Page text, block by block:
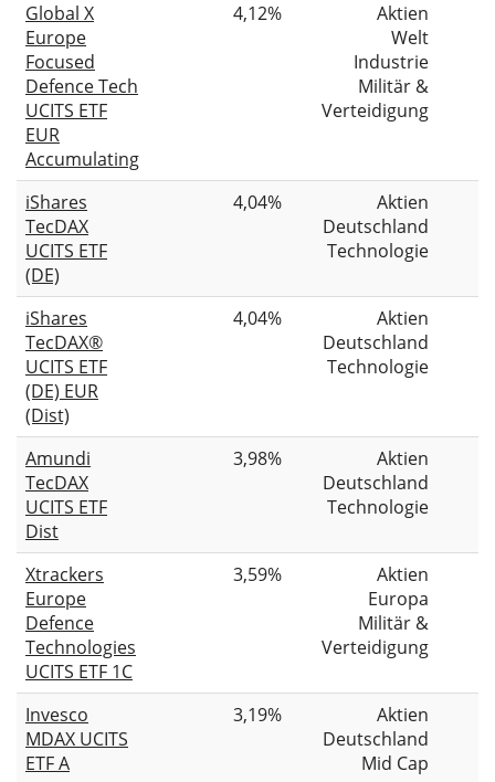
Global X
Europe
Focused
Defence Tech
UCITS ETF
EUR
Accumulating
4,12%
Aktien
Welt
Industrie
Militär &
Verteidigung
iShares
TecDAX
UCITS ETF
(DE)
4,04%
Aktien
Deutschland
Technologie
iShares
TecDAX®
UCITS ETF
(DE) EUR
(Dist)
4,04%
Aktien
Deutschland
Technologie
Amundi
TecDAX
UCITS ETF
Dist
3,98%
Aktien
Deutschland
Technologie
Xtrackers
Europe
Defence
Technologies
UCITS ETF 1C
3,59%
Aktien
Europa
Militär &
Verteidigung
Invesco
MDAX UCITS
ETF A
3,19%
Aktien
Deutschland
Mid Cap